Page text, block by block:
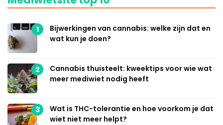
1
Bijwerkingen van cannabis: welke zijn dat en
wat kun je doen?
2
Cannabis thuisteelt: kweektips voor wie wat
meer mediwiet nodig heeft
3
Wat is THC-tolerantie en hoe voorkom je dat
wiet niet meer helpt?